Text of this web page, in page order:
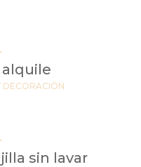
DECORACIÓN
sin lavar